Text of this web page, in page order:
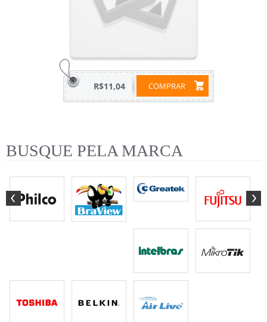
COMPRAR
R$11,04
BUSQUE PELA MARCA